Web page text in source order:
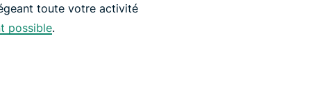
toute votre activité
possible.